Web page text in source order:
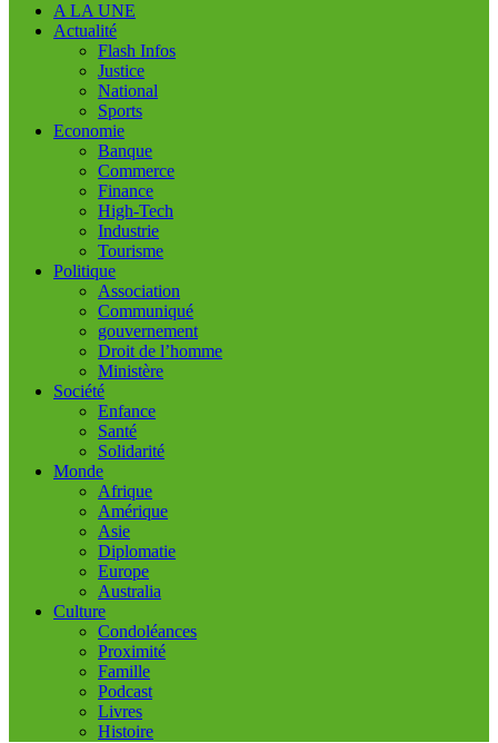
A LA UNE
Actualité
Flash Infos
Justice
National
Sports
Economie
Banque
Commerce
Finance
High-Tech
Industrie
Tourisme
Politique
Association
Communiqué
gouvernement
Droit de l’homme
Ministère
Société
Enfance
Santé
Solidarité
Monde
Afrique
Amérique
Asie
Diplomatie
Europe
Australia
Culture
Condoléances
Proximité
Famille
Podcast
Livres
Histoire